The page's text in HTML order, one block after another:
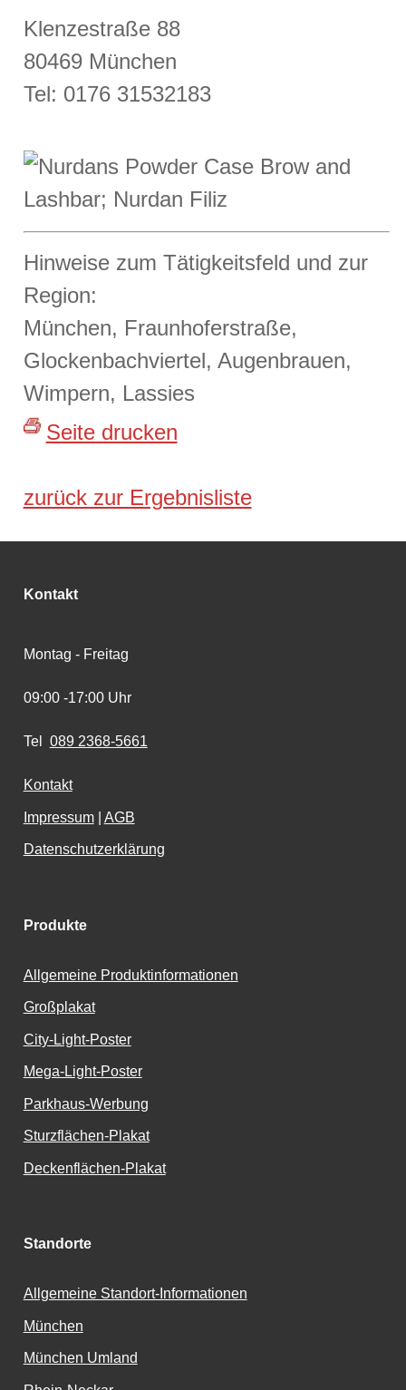
Klenzestraße 88
80469 München
Tel: 0176 31532183
Hinweise zum Tätigkeitsfeld und zur
Region:
München, Fraunhoferstraße,
Glockenbachviertel, Augenbrauen,
Wimpern, Lassies
Seite drucken
zurück zur Ergebnisliste
Kontakt
Montag - Freitag
09:00 -17:00 Uhr
Tel 089 2368-5661
Kontakt
Impressum| AGB
Datenschutzerklärung
Produkte
Allgemeine Produktinformationen
Großplakat
City-Light-Poster
Mega-Light-Poster
Parkhaus-Werbung
Sturzflächen-Plakat
Deckenflächen-Plakat
Standorte
Allgemeine Standort-Informationen
München
München Umland